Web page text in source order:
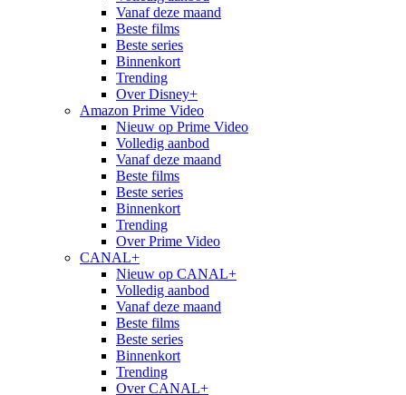
Vanaf deze maand
Beste films
Beste series
Binnenkort
Trending
Over Disney+
Amazon Prime Video
Nieuw op Prime Video
Volledig aanbod
Vanaf deze maand
Beste films
Beste series
Binnenkort
Trending
Over Prime Video
CANAL+
Nieuw op CANAL+
Volledig aanbod
Vanaf deze maand
Beste films
Beste series
Binnenkort
Trending
Over CANAL+